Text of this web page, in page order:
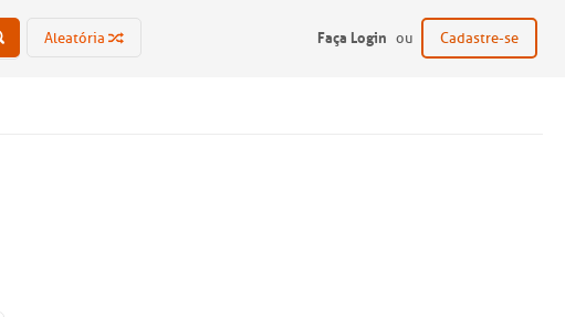
Aleatória Faça Login ou Cadastre-se